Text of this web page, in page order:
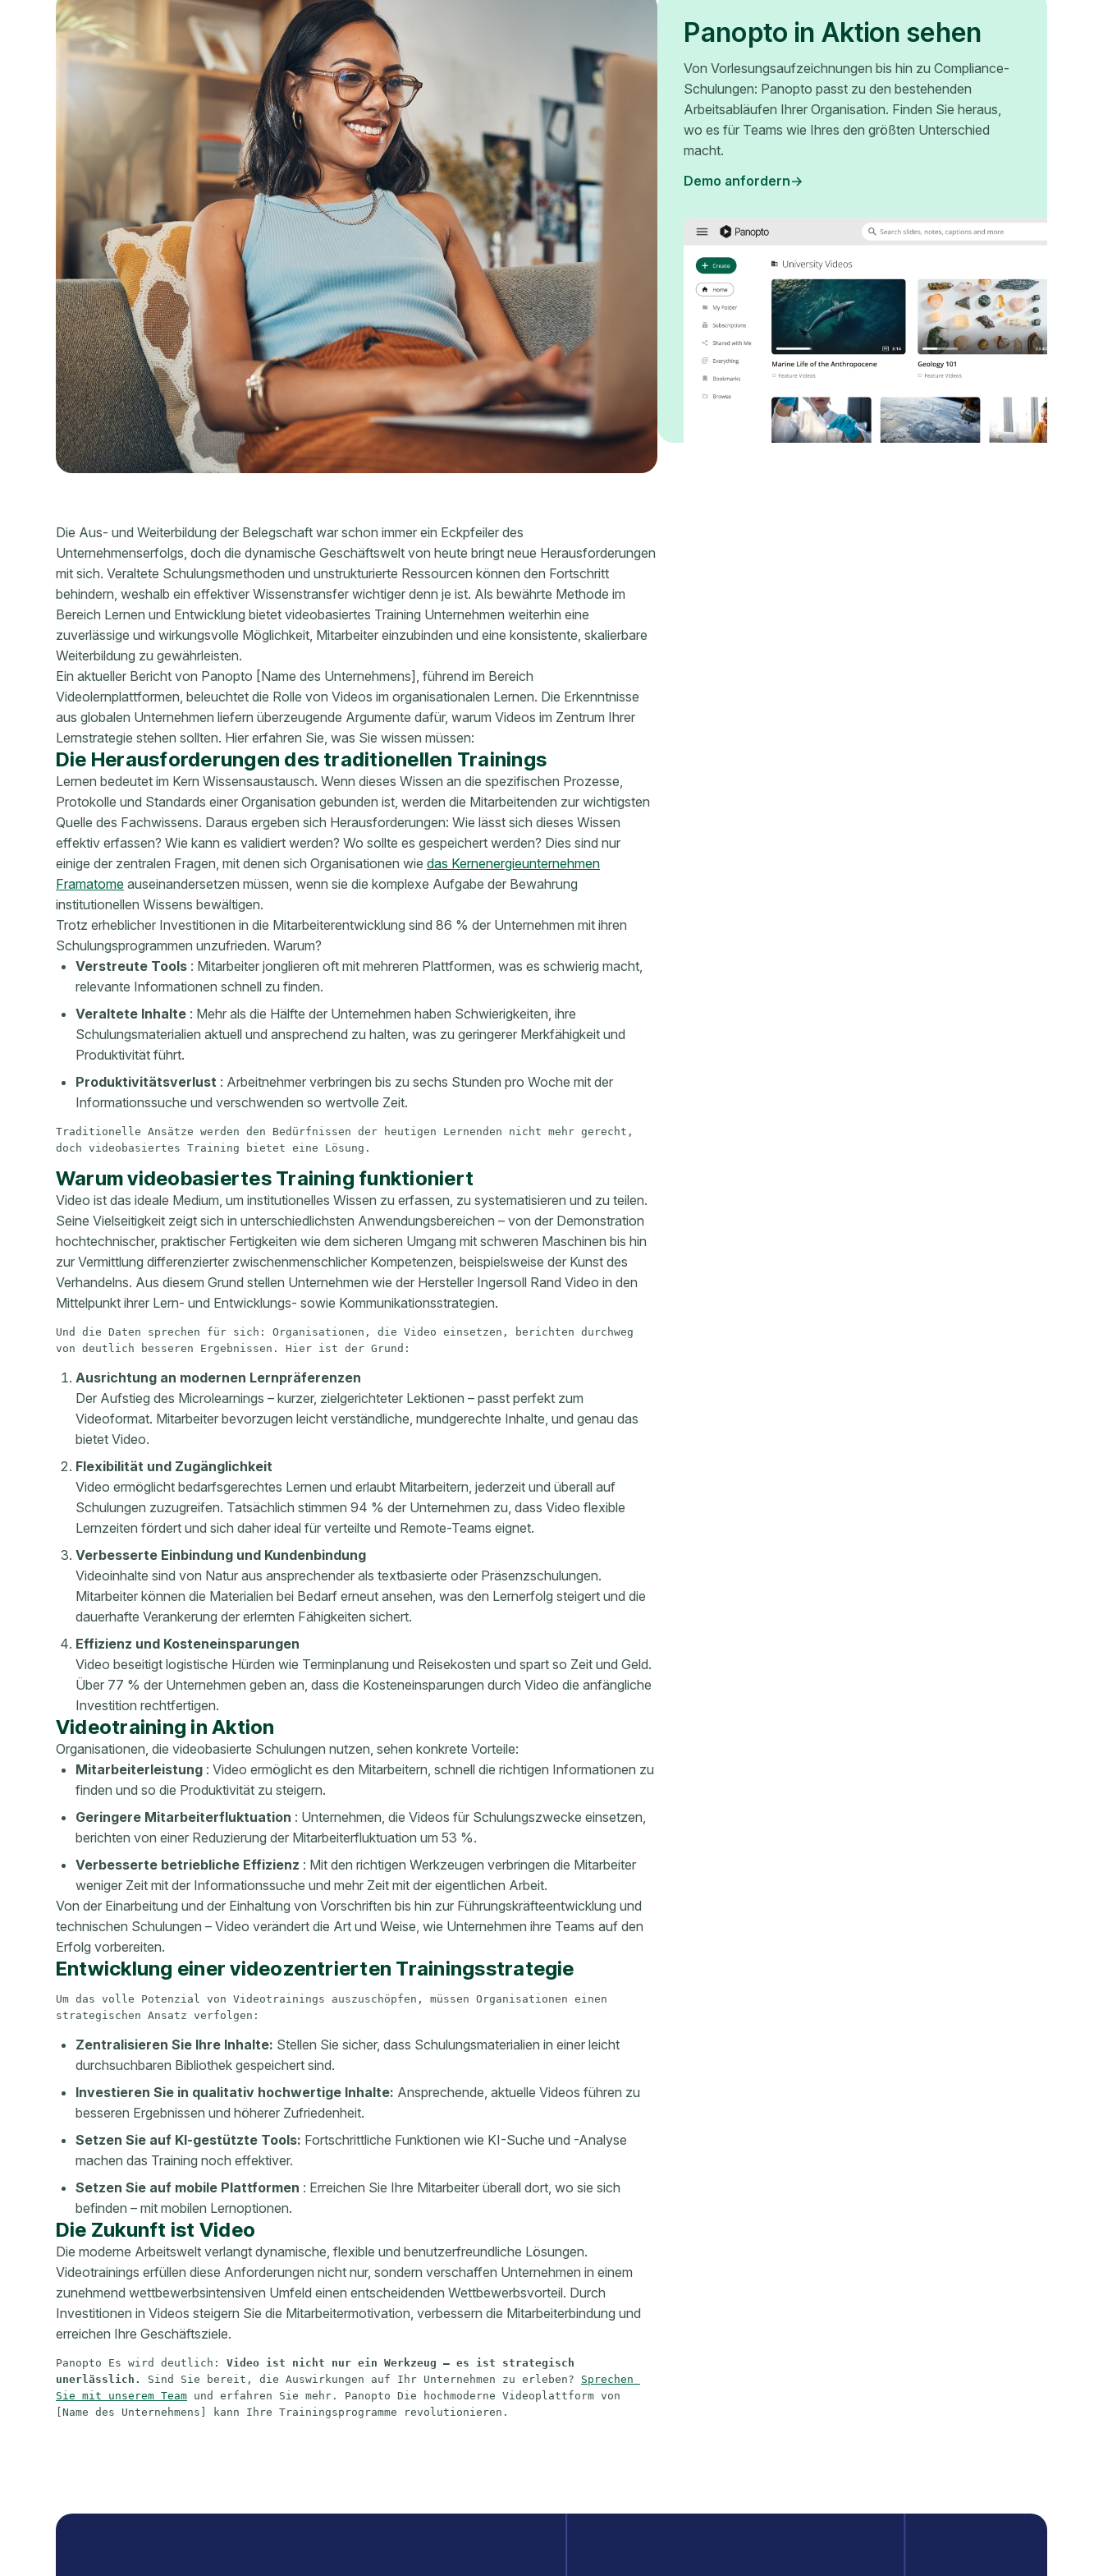
Die Aus- und Weiterbildung der Belegschaft war schon immer ein Eckpfeiler des
Unternehmenserfolgs, doch die dynamische Geschäftswelt von heute bringt neue Herausforderungen
mit sich. Veraltete Schulungsmethoden und unstrukturierte Ressourcen können den Fortschritt
behindern, weshalb ein effektiver Wissenstransfer wichtiger denn je ist. Als bewährte Methode im
Bereich Lernen und Entwicklung bietet videobasiertes Training Unternehmen weiterhin eine
zuverlässige und wirkungsvolle Möglichkeit, Mitarbeiter einzubinden und eine konsistente, skalierbare
Weiterbildung zu gewährleisten.
Ein aktueller Bericht von Panopto [Name des Unternehmens], führend im Bereich
Videolernplattformen, beleuchtet die Rolle von Videos im organisationalen Lernen. Die Erkenntnisse
aus globalen Unternehmen liefern überzeugende Argumente dafür, warum Videos im Zentrum Ihrer
Lernstrategie stehen sollten. Hier erfahren Sie, was Sie wissen müssen:
Die Herausforderungen des traditionellen Trainings
Lernen bedeutet im Kern Wissensaustausch. Wenn dieses Wissen an die spezifischen Prozesse,
Protokolle und Standards einer Organisation gebunden ist, werden die Mitarbeitenden zur wichtigsten
Quelle des Fachwissens. Daraus ergeben sich Herausforderungen: Wie lässt sich dieses Wissen
effektiv erfassen? Wie kann es validiert werden? Wo sollte es gespeichert werden? Dies sind nur
einige der zentralen Fragen, mit denen sich Organisationen wie das Kernenergieunternehmen
Framatome auseinandersetzen müssen, wenn sie die komplexe Aufgabe der Bewahrung
institutionellen Wissens bewältigen.
Trotz erheblicher Investitionen in die Mitarbeiterentwicklung sind 86 % der Unternehmen mit ihren
Schulungsprogrammen unzufrieden. Warum?
Verstreute Tools : Mitarbeiter jonglieren oft mit mehreren Plattformen, was es schwierig macht,
relevante Informationen schnell zu finden.
Veraltete Inhalte : Mehr als die Hälfte der Unternehmen haben Schwierigkeiten, ihre
Schulungsmaterialien aktuell und ansprechend zu halten, was zu geringerer Merkfähigkeit und
Produktivität führt.
Produktivitätsverlust : Arbeitnehmer verbringen bis zu sechs Stunden pro Woche mit der
Informationssuche und verschwenden so wertvolle Zeit.
Traditionelle Ansätze werden den Bedürfnissen der heutigen Lernenden nicht mehr gerecht,
doch videobasiertes Training bietet eine Lösung.
Warum videobasiertes Training funktioniert
Video ist das ideale Medium, um institutionelles Wissen zu erfassen, zu systematisieren und zu teilen.
Seine Vielseitigkeit zeigt sich in unterschiedlichsten Anwendungsbereichen – von der Demonstration
hochtechnischer, praktischer Fertigkeiten wie dem sicheren Umgang mit schweren Maschinen bis hin
zur Vermittlung differenzierter zwischenmenschlicher Kompetenzen, beispielsweise der Kunst des
Verhandelns. Aus diesem Grund stellen Unternehmen wie der Hersteller Ingersoll Rand Video in den
Mittelpunkt ihrer Lern- und Entwicklungs- sowie Kommunikationsstrategien.
Und die Daten sprechen für sich: Organisationen, die Video einsetzen, berichten durchweg
von deutlich besseren Ergebnissen. Hier ist der Grund:
Ausrichtung an modernen Lernpräferenzen
Der Aufstieg des Microlearnings – kurzer, zielgerichteter Lektionen – passt perfekt zum
Videoformat. Mitarbeiter bevorzugen leicht verständliche, mundgerechte Inhalte, und genau das
bietet Video.
Flexibilität und Zugänglichkeit
Video ermöglicht bedarfsgerechtes Lernen und erlaubt Mitarbeitern, jederzeit und überall auf
Schulungen zuzugreifen. Tatsächlich stimmen 94 % der Unternehmen zu, dass Video flexible
Lernzeiten fördert und sich daher ideal für verteilte und Remote-Teams eignet.
Verbesserte Einbindung und Kundenbindung
Videoinhalte sind von Natur aus ansprechender als textbasierte oder Präsenzschulungen.
Mitarbeiter können die Materialien bei Bedarf erneut ansehen, was den Lernerfolg steigert und die
dauerhafte Verankerung der erlernten Fähigkeiten sichert.
Effizienz und Kosteneinsparungen
Video beseitigt logistische Hürden wie Terminplanung und Reisekosten und spart so Zeit und Geld.
Über 77 % der Unternehmen geben an, dass die Kosteneinsparungen durch Video die anfängliche
Investition rechtfertigen.
Videotraining in Aktion
Organisationen, die videobasierte Schulungen nutzen, sehen konkrete Vorteile:
Mitarbeiterleistung : Video ermöglicht es den Mitarbeitern, schnell die richtigen Informationen zu
finden und so die Produktivität zu steigern.
Geringere Mitarbeiterfluktuation : Unternehmen, die Videos für Schulungszwecke einsetzen,
berichten von einer Reduzierung der Mitarbeiterfluktuation um 53 %.
Verbesserte betriebliche Effizienz : Mit den richtigen Werkzeugen verbringen die Mitarbeiter
weniger Zeit mit der Informationssuche und mehr Zeit mit der eigentlichen Arbeit.
Von der Einarbeitung und der Einhaltung von Vorschriften bis hin zur Führungskräfteentwicklung und
technischen Schulungen – Video verändert die Art und Weise, wie Unternehmen ihre Teams auf den
Erfolg vorbereiten.
Entwicklung einer videozentrierten Trainingsstrategie
Um das volle Potenzial von Videotrainings auszuschöpfen, müssen Organisationen einen
strategischen Ansatz verfolgen:
Zentralisieren Sie Ihre Inhalte: Stellen Sie sicher, dass Schulungsmaterialien in einer leicht
durchsuchbaren Bibliothek gespeichert sind.
Investieren Sie in qualitativ hochwertige Inhalte: Ansprechende, aktuelle Videos führen zu
besseren Ergebnissen und höherer Zufriedenheit.
Setzen Sie auf KI-gestützte Tools: Fortschrittliche Funktionen wie KI-Suche und -Analyse
machen das Training noch effektiver.
Setzen Sie auf mobile Plattformen : Erreichen Sie Ihre Mitarbeiter überall dort, wo sie sich
befinden – mit mobilen Lernoptionen.
Die Zukunft ist Video
Die moderne Arbeitswelt verlangt dynamische, flexible und benutzerfreundliche Lösungen.
Videotrainings erfüllen diese Anforderungen nicht nur, sondern verschaffen Unternehmen in einem
zunehmend wettbewerbsintensiven Umfeld einen entscheidenden Wettbewerbsvorteil. Durch
Investitionen in Videos steigern Sie die Mitarbeitermotivation, verbessern die Mitarbeiterbindung und
erreichen Ihre Geschäftsziele.
Panopto Es wird deutlich: Video ist nicht nur ein Werkzeug – es ist strategisch
unerlässlich.
Sind Sie bereit, die Auswirkungen auf Ihr Unternehmen zu erleben? Sprechen
Sie mit unserem Team und erfahren Sie mehr. Panopto Die hochmoderne Videoplattform von
[Name des Unternehmens] kann Ihre Trainingsprogramme revolutionieren.
Panopto in Aktion sehen
Von Vorlesungsaufzeichnungen bis hin zu Compliance-
Schulungen: Panopto passt zu den bestehenden
Arbeitsabläufen Ihrer Organisation. Finden Sie heraus,
wo es für Teams wie Ihres den größten Unterschied
macht.
Demo anfordern